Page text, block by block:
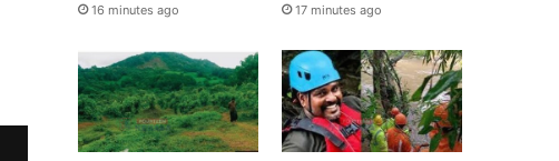
16 minutes ago 17 minutes ago